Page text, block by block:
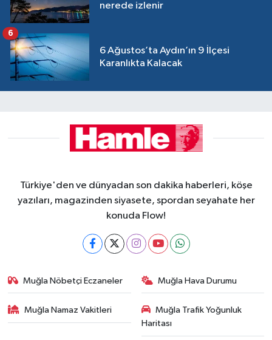
nerede izlenir
6 Ağustos’ta Aydın’ın 9 İlçesi
Karanlıkta Kalacak
6
Türkiye'den ve dünyadan son dakika haberleri, köşe
yazıları, magazinden siyasete, spordan seyahate her
konuda Flow!
Muğla Nöbetçi Eczaneler Muğla Hava Durumu
Muğla Namaz Vakitleri
Muğla Trafik Yoğunluk
Haritası